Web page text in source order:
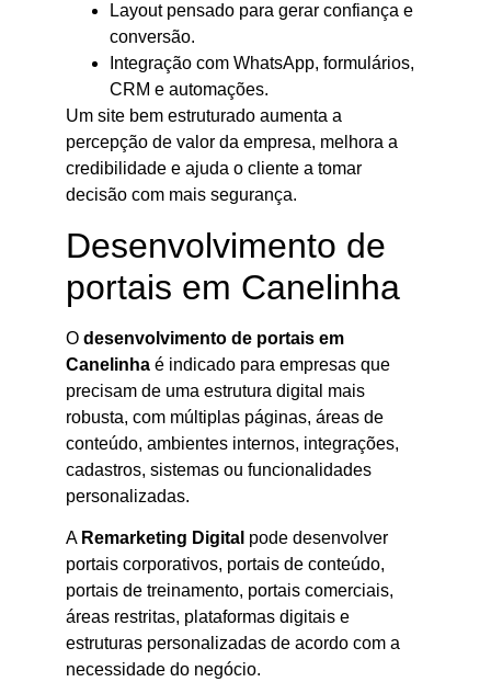
Layout pensado para gerar confiança e
conversão.
Integração com WhatsApp, formulários,
CRM e automações.
Um site bem estruturado aumenta a
percepção de valor da empresa, melhora a
credibilidade e ajuda o cliente a tomar
decisão com mais segurança.
Desenvolvimento de
portais em Canelinha
O desenvolvimento de portais em
Canelinha é indicado para empresas que
precisam de uma estrutura digital mais
robusta, com múltiplas páginas, áreas de
conteúdo, ambientes internos, integrações,
cadastros, sistemas ou funcionalidades
personalizadas.
A Remarketing Digital pode desenvolver
portais corporativos, portais de conteúdo,
portais de treinamento, portais comerciais,
áreas restritas, plataformas digitais e
estruturas personalizadas de acordo com a
necessidade do negócio.